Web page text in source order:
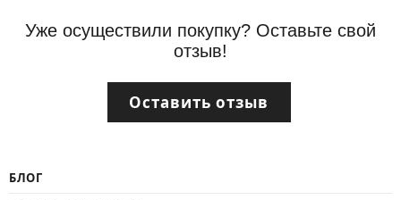
Уже осуществили покупку? Оставьте свой
отзыв!
Оставить отзыв
БЛОГ